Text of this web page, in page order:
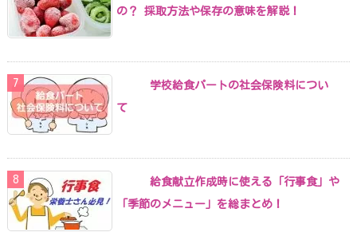
の？ 採取方法や保存の意味を解説！
学校給食パートの社会保険料につい
て
給食献立作成時に使える「行事食」や
「季節のメニュー」を総まとめ！